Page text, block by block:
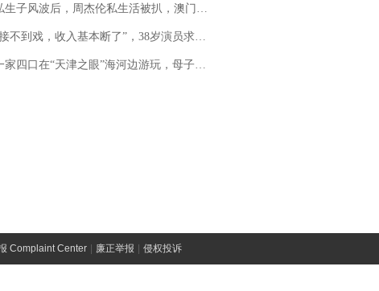
子风波后，周杰伦私生活被扒，澳门输10亿传闻早已经水落石出
到戏，收入基本断了”，38岁演员求职景区NPC：工作量断崖式下跌，留给我试错的时间不多了
家四口在“天津之眼”海河边游玩，母子俩不幸溺亡
Complaint Center 廉正举报 侵权投诉